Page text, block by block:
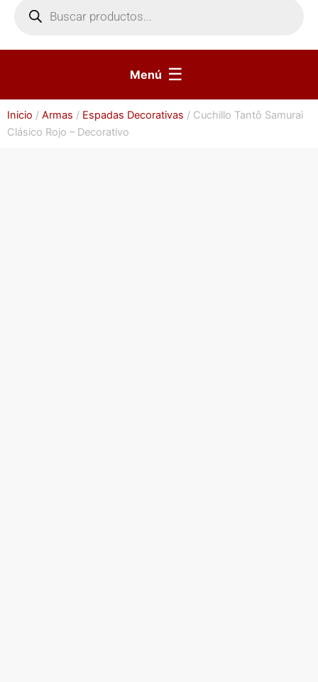
productos
Menú ☰
Inicio / Armas / Espadas Decorativas / Cuchillo Tantô Samurai
Clásico Rojo – Decorativo